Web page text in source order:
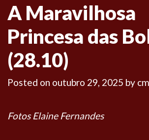
A Maravilhosa
Princesa das
(28.10)
Posted on outubro 29, 2025 by
Fotos Elaine Fernandes